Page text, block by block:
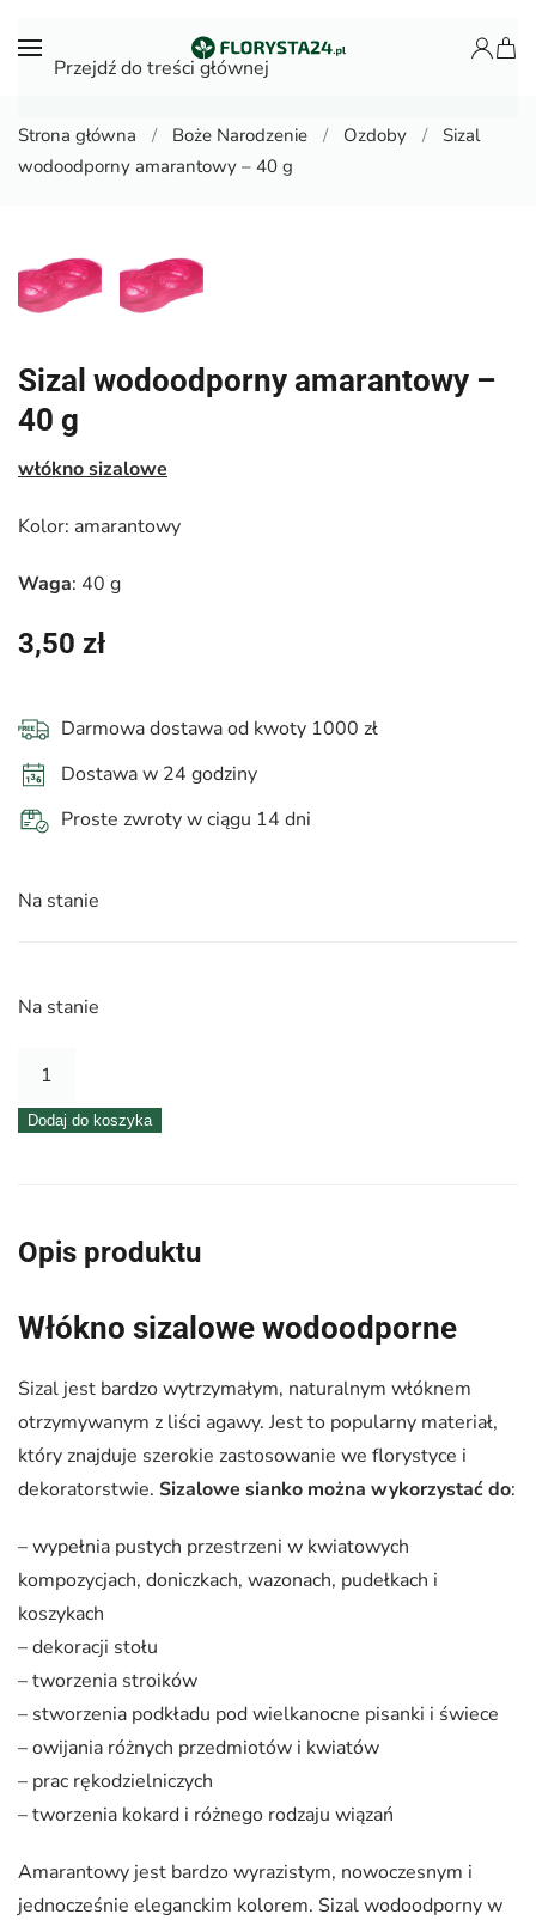
Przejdź do treści głównej
Strona główna Boże Narodzenie Ozdoby
Sizal
wodoodporny amarantowy – 40 g
Sizal wodoodporny amarantowy –
40 g
włókno sizalowe
Kolor: amarantowy
Waga: 40 g
3,50 zł
Darmowa dostawa od kwoty 1000 zł
Dostawa w 24 godziny
Proste zwroty w ciągu 14 dni
Na stanie
Na stanie
ilość
wodoodporny
g
Dodaj do koszyka
Opis produktu
Włókno sizalowe wodoodporne
Sizal jest bardzo wytrzymałym, naturalnym włóknem
otrzymywanym z liści agawy. Jest to popularny materiał,
który znajduje szerokie zastosowanie we florystyce i
dekoratorstwie. Sizalowe sianko można wykorzystać do:
– wypełnia pustych przestrzeni w kwiatowych
kompozycjach, doniczkach, wazonach, pudełkach i
koszykach
– dekoracji stołu
– tworzenia stroików
– stworzenia podkładu pod wielkanocne pisanki i świece
– owijania różnych przedmiotów i kwiatów
– prac rękodzielniczych
– tworzenia kokard i różnego rodzaju wiązań
Amarantowy jest bardzo wyrazistym, nowoczesnym i
jednocześnie eleganckim kolorem. Sizal wodoodporny w